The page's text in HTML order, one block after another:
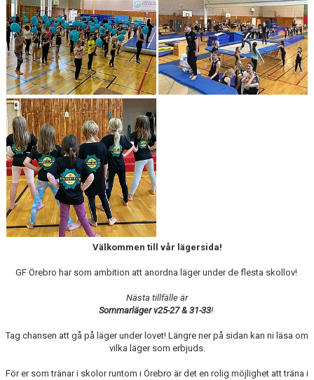
Välkommen till vår lägersida!
GF Örebro har som ambition att anordna läger under de flesta skollov!
Nästa tillfälle är
Sommarläger v25-27 & 31-33!
Tag chansen att gå på läger under lovet! Längre ner på sidan kan ni läsa om
vilka läger som erbjuds.
För er som tränar i skolor runtom i Örebro är det en rolig möjlighet att träna i